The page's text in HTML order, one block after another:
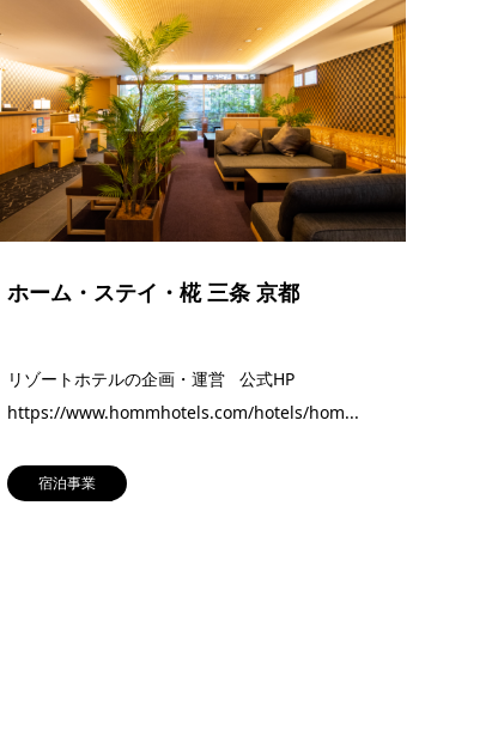
ホーム・ステイ・椛 三条 京都
リゾートホテルの企画・運営 公式HP
https://www.hommhotels.com/hotels/hom...
宿泊事業